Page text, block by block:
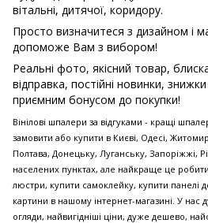
вітальні, дитячої, коридору.
Просто визначитеся з дизайном і
допоможе Вам з вибором!
Реальні фото, якісний товар,
відправка, постійні новинки, знижки
приємним бонусом до покупки!
Вінілові шпалери за відгуками - кращі
замовити або купити в Києві, Одесі,
Полтава, Донецьку, Луганську, Запоріжжі,
населених пунктах, але найкраще це
люстри, купити самоклейку, купити панелі
картини в нашому інтернет-магазині. У нас
огляди, найвигідніші ціни, дуже дешево,